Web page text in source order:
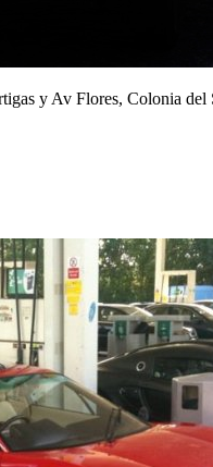
y Av Flores, Colonia del